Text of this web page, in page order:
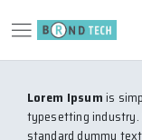
menu
Lorem Ipsumis
typesetting industry.
standard dummy